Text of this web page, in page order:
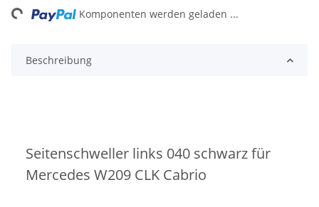
Komponenten werden geladen ...
Beschreibung
Seitenschweller links 040 schwarz für
Mercedes W209 CLK Cabrio